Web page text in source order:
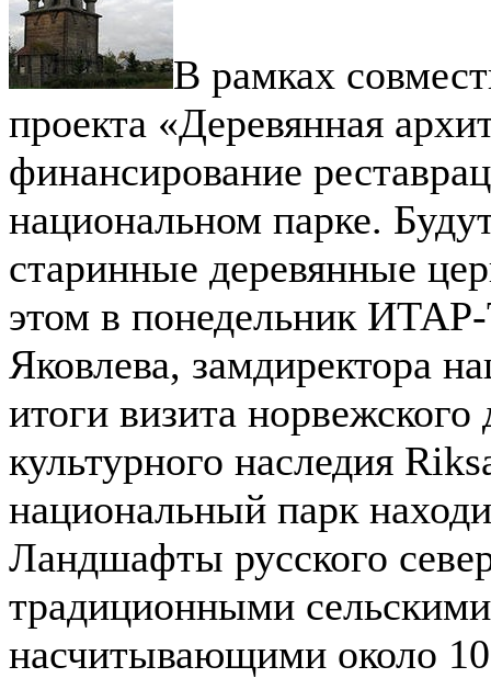
В рамках
проекта «Деревянная
финансирование
национальном парке.
старинные деревянные
этом в понедельник
Яковлева, замдиректора
итоги визита норвежского
культурного наследия
национальный парк
Ландшафты русского
традиционными
насчитывающими около